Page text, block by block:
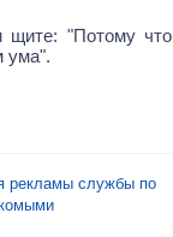
щите: "Потому
ума".
рекламы службы по